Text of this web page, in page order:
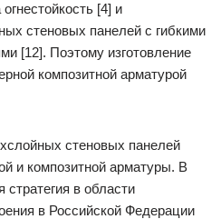
[4] и
стеновых панелей с гибкими
[12]. Поэтому изготовление
композитной арматурой
стеновых панелей
и композитной арматуры. В
стратегия в области
в Российской Федерации